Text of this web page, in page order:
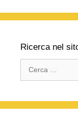
Ricerca nel
per: